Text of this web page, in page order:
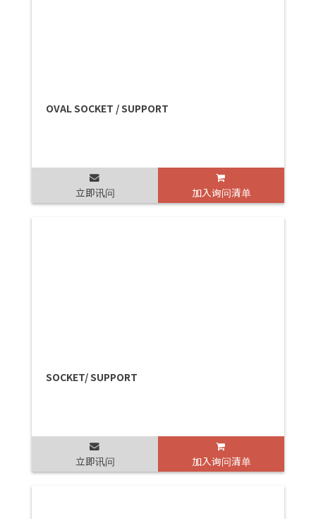
OVAL SOCKET / SUPPORT
立即讯问 加入询问清单
SOCKET/ SUPPORT
立即讯问 加入询问清单